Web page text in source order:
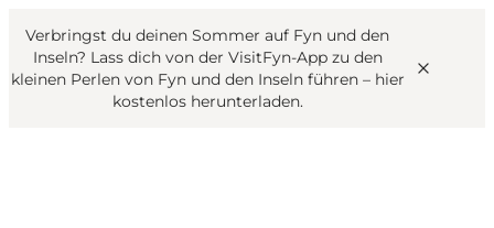
Verbringst du deinen Sommer auf Fyn und den
Inseln? Lass dich von der VisitFyn-App zu den
kleinen Perlen von Fyn und den Inseln führen – hier
kostenlos herunterladen.
VisitFyn
Deutsch